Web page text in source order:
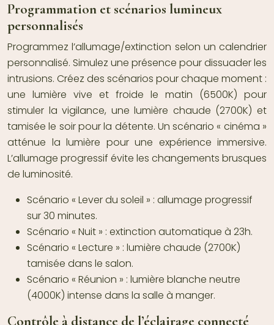
Programmation et scénarios lumineux
personnalisés
Programmez l’allumage/extinction selon un calendrier
personnalisé. Simulez une présence pour dissuader les
intrusions. Créez des scénarios pour chaque moment :
une lumière vive et froide le matin (6500K) pour
stimuler la vigilance, une lumière chaude (2700K) et
tamisée le soir pour la détente. Un scénario « cinéma »
atténue la lumière pour une expérience immersive.
L’allumage progressif évite les changements brusques
de luminosité.
Scénario « Lever du soleil » : allumage progressif
sur 30 minutes.
Scénario « Nuit » : extinction automatique à 23h.
Scénario « Lecture » : lumière chaude (2700K)
tamisée dans le salon.
Scénario « Réunion » : lumière blanche neutre
(4000K) intense dans la salle à manger.
Contrôle à distance de l’éclairage connecté